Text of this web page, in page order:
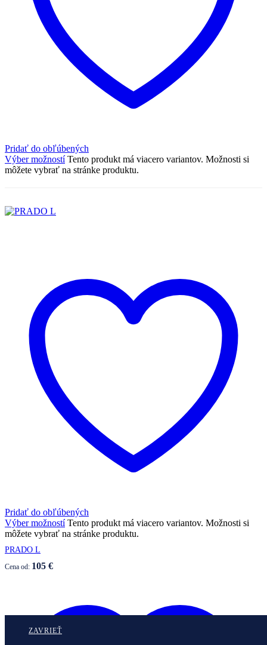
ZAVRIEŤ
Pridať do obľúbených
Výber možností Tento produkt má viacero variantov. Možnosti si
môžete vybrať na stránke produktu.
Pridať do obľúbených
Výber možností Tento produkt má viacero variantov. Možnosti si
môžete vybrať na stránke produktu.
PRADO L
Cena od: 105 €